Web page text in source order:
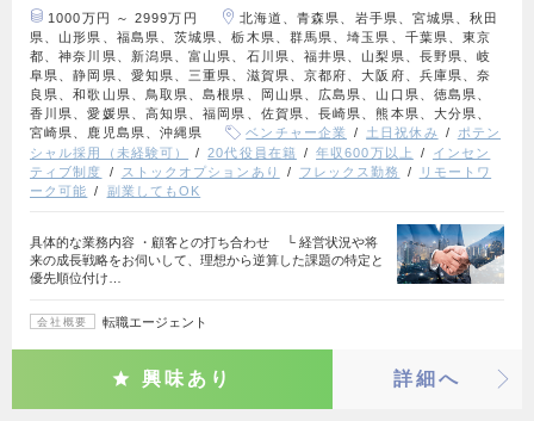
1000万円 ～ 2999万円
北海道、青森県、岩手県、宮城県、秋田
県、山形県、福島県、茨城県、栃木県、群馬県、埼玉県、千葉県、東京
都、神奈川県、新潟県、富山県、石川県、福井県、山梨県、長野県、岐
阜県、静岡県、愛知県、三重県、滋賀県、京都府、大阪府、兵庫県、奈
良県、和歌山県、鳥取県、島根県、岡山県、広島県、山口県、徳島県、
香川県、愛媛県、高知県、福岡県、佐賀県、長崎県、熊本県、大分県、
宮崎県、鹿児島県、沖縄県
ベンチャー企業 土日祝休み
ポテン
シャル採用（未経験可）
20代役員在籍 年収600万以上
インセン
ティブ制度
ストックオプションあり フレックス勤務
リモートワ
ーク可能
副業してもOK
具体的な業務内容 ・顧客との打ち合わせ └ 経営状況や将
来の成長戦略をお伺いして、理想から逆算した課題の特定と
優先順位付け…
会社概要 転職エージェント
興味あり 詳細へ